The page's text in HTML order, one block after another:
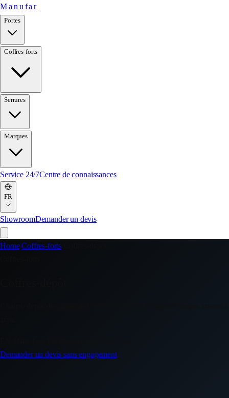
Manufar
Portes
Coffres-forts
Serrures
Marques
Service 24/7Centre de connaissances
FR
ShowroomDemander un devis
Home/Coffres-forts
Demander un devis sans engagement